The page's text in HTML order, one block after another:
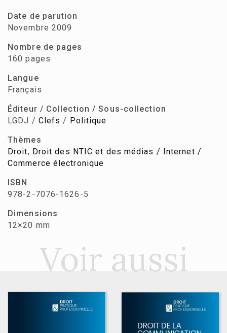
Date de parution
Novembre 2009
Nombre de pages
160 pages
Langue
Français
Éditeur / Collection / Sous-collection
LGDJ / Clefs / Politique
Thèmes
Droit, Droit des NTIC et des médias / Internet /
Commerce électronique
ISBN
978-2-7076-1626-5
Dimensions
12×20 mm
Voir aussi